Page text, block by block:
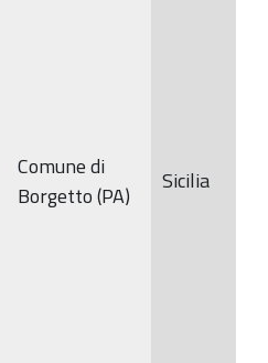
Comune di
Borgetto (PA)
Sicilia